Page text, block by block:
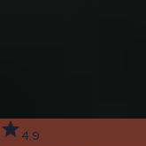
4.9